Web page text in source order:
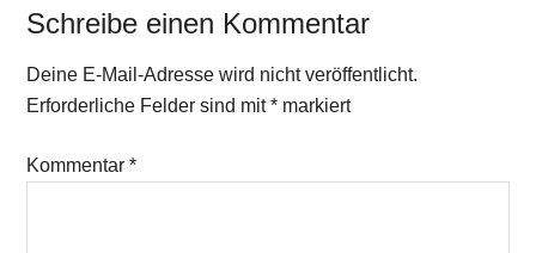
Schreibe einen Kommentar
Deine E-Mail-Adresse wird nicht veröffentlicht.
Erforderliche Felder sind mit* markiert
Kommentar*